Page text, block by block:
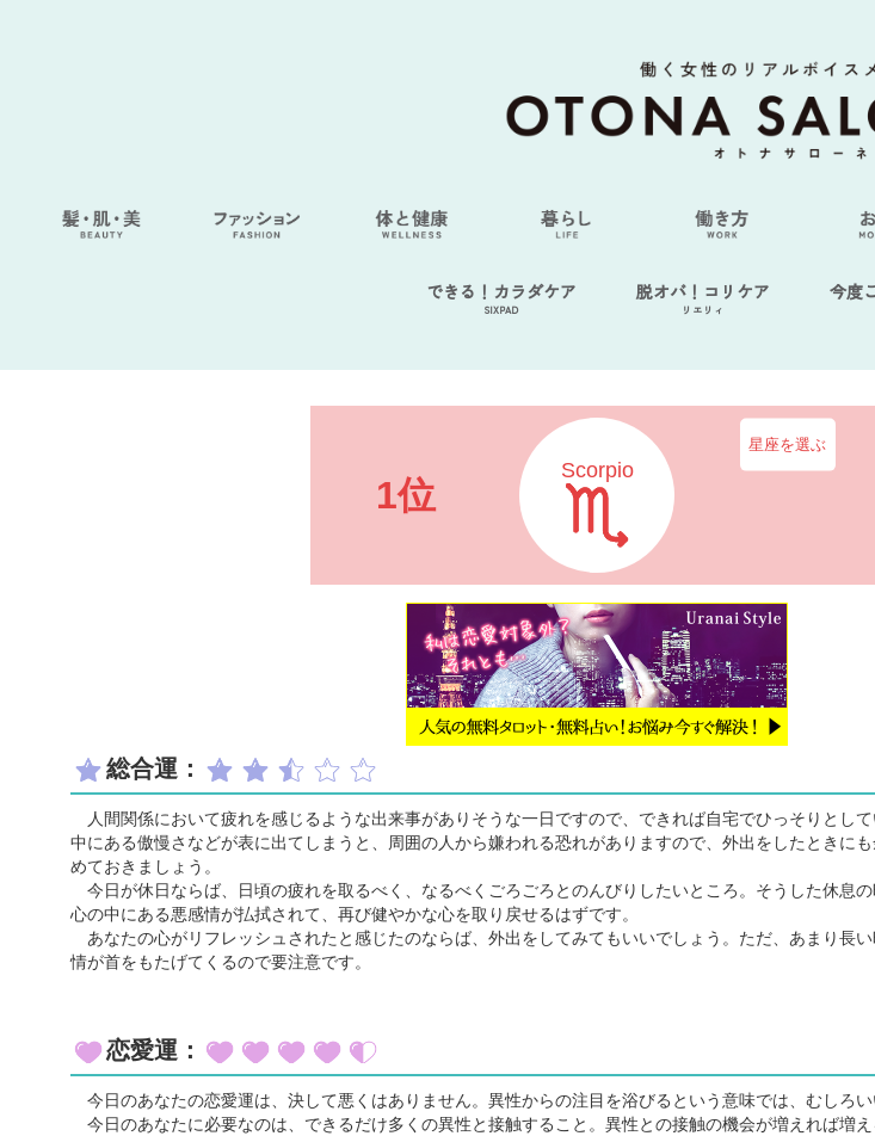
できる！カラダケア
SIXPAD
脱オバ！コリケア
リエリィ
今度
1位
Scorpio
星座を選ぶ
総合運：
人間関係において疲れを感じるような出来事がありそうな一日ですので、できれば自宅でひっそりとし
中にある傲慢さなどが表に出てしまうと、周囲の人から嫌われる恐れがありますので、外出をしたときに
めておきましょう。
今日が休日ならば、日頃の疲れを取るべく、なるべくごろごろとのんびりしたいところ。そうした休息
心の中にある悪感情が払拭されて、再び健やかな心を取り戻せるはずです。
あなたの心がリフレッシュされたと感じたのならば、外出をしてみてもいいでしょう。ただ、あまり長
情が首をもたげてくるので要注意です。
恋愛運：
今日のあなたの恋愛運は、決して悪くはありません。異性からの注目を浴びるという意味では、むしろい
今日のあなたに必要なのは、できるだけ多くの異性と接触すること。異性との接触の機会が増えれば増